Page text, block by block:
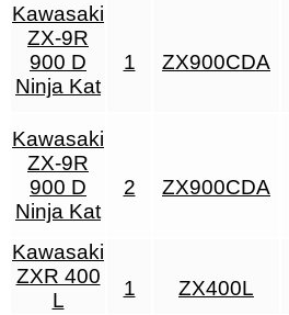
Kawasaki
ZX-9R
900 D
Ninja Kat
1 ZX900CDA
Kawasaki
ZX-9R
900 D
Ninja Kat
2 ZX900CDA
Kawasaki
ZXR 400
L
1 ZX400L